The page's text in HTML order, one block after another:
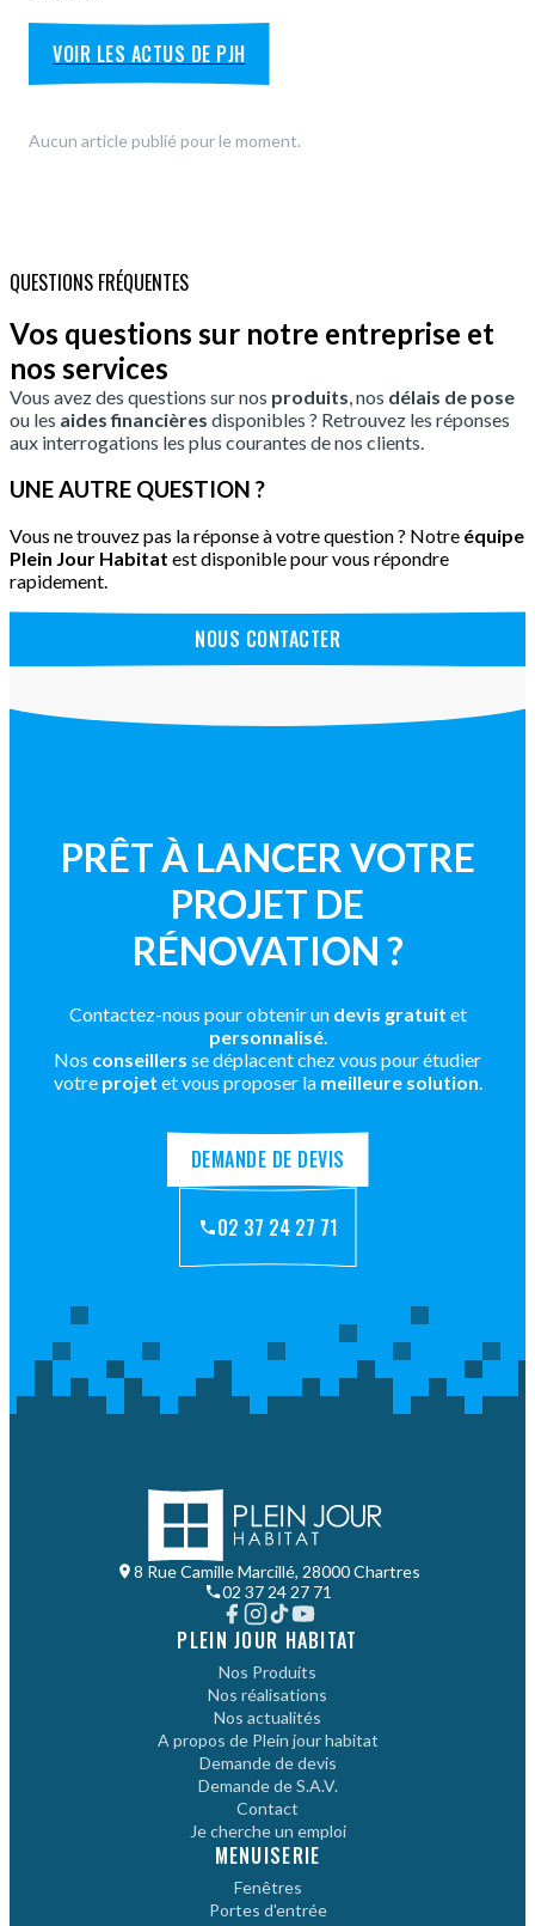
VOIR LES ACTUS DE PJH
Aucun article publié pour le moment.
QUESTIONS FRÉQUENTES
Vos questions sur notre entreprise et
nos services
Vous avez des questions sur nos produits, nos délais de pose
ou les aides financières disponibles ? Retrouvez les réponses
aux interrogations les plus courantes de nos clients.
UNE AUTRE QUESTION ?
Vous ne trouvez pas la réponse à votre question ? Notre équipe
Plein Jour Habitat est disponible pour vous répondre
rapidement.
NOUS CONTACTER
PRÊT À LANCER VOTRE
PROJET DE
RÉNOVATION ?
Contactez-nous pour obtenir un devis gratuit et
personnalisé.
Nos conseillers se déplacent chez vous pour étudier
votre projet et vous proposer la meilleure solution.
DEMANDE DE DEVIS
02 37 24 27 71
8 Rue Camille Marcillé, 28000 Chartres
02 37 24 27 71
PLEIN JOUR HABITAT
Nos Produits
Nos réalisations
Nos actualités
A propos de Plein jour habitat
Demande de devis
Demande de S.A.V.
Contact
Je cherche un emploi
MENUISERIE
Fenêtres
Portes d'entrée